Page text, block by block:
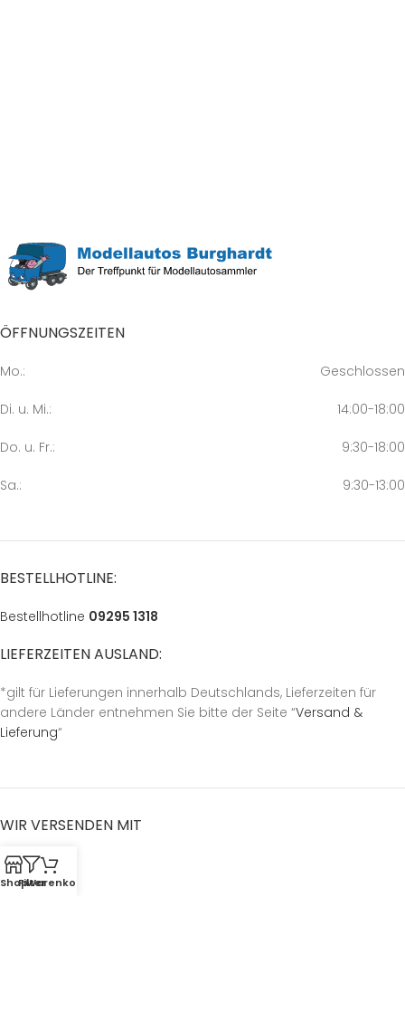
ÖFFNUNGSZEITEN
Mo.: Geschlossen
Di. u. Mi.: 14:00-18:00
Do. u. Fr.: 9:30-18:00
Sa.: 9:30-13:00
BESTELLHOTLINE:
Bestellhotline 09295 1318
LIEFERZEITEN AUSLAND:
*gilt für Lieferungen innerhalb Deutschlands, Lieferzeiten für
andere Länder entnehmen Sie bitte der Seite “Versand &
Lieferung“
WIR VERSENDEN MIT
ShopFilter
Warenkorb